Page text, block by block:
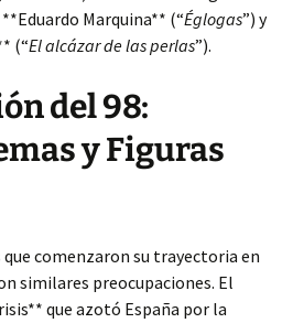
Marquina** (“Églogas”) y
(“El alcázar de las perlas”).
del 98:
y Figuras
que comenzaron su trayectoria en
similares preocupaciones. El
que azotó España por la